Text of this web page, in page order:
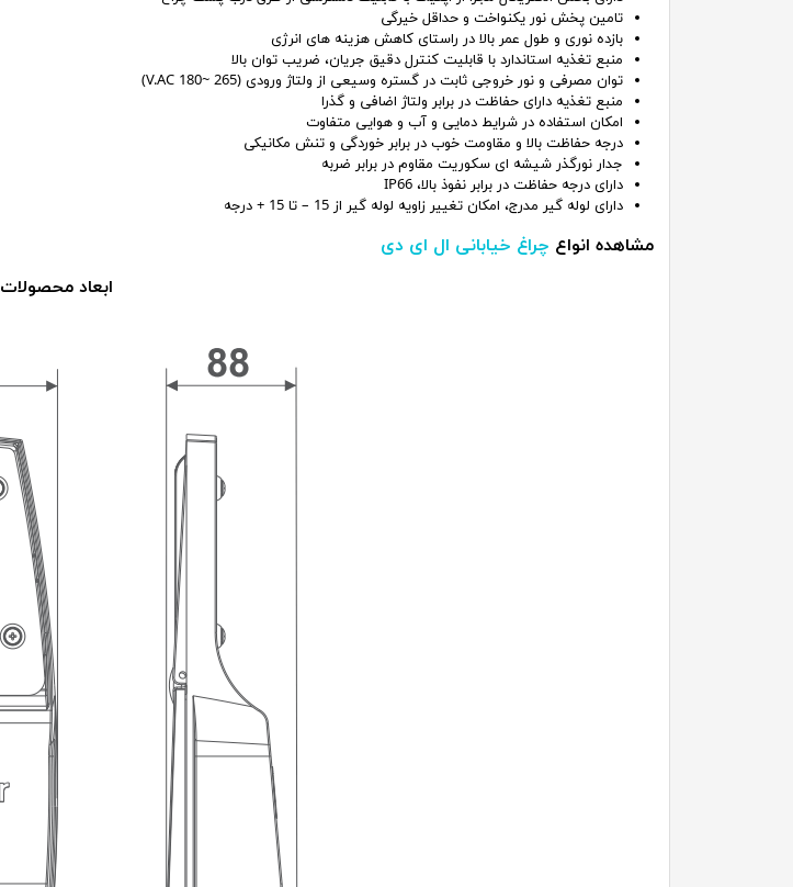
تامین پخش نور یکنواخت و حداقل خیرگی
بازده نوری و طول عمر بالا در راستای کاهش هزینه های انرژی
منبع تغذیه استاندارد با قابلیت کنترل دقیق جریان، ضریب توان بالا
توان مصرفی و نور خروجی ثابت در گستره وسیعی از ولتاژ ورودی (265 ~180 V.AC)
منبع تغذیه دارای حفاظت در برابر ولتاژ اضافی و گذرا
امکان استفاده در شرایط دمایی و آب و هوایی متفاوت
درجه حفاظت بالا و مقاومت خوب در برابر خوردگی و تنش مکانیکی
جدار نورگذر شیشه ای سکوریت مقاوم در برابر ضربه
دارای درجه حفاظت در برابر نفوذ بالا، IP66
دارای لوله گیر مدرج، امکان تغییر زاویه لوله گیر از 15 – تا 15 + درجه
مشاهده انواع چراغ خیابانی ال ای دی
ابعاد محصولات